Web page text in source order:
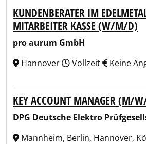
KUNDENBERATER IM
MITARBEITER KASSE (W/M/D)
pro aurum GmbH
Hannover
Vollzeit Keine
KEY ACCOUNT MANAGER (M/
DPG Deutsche Elektro
Mannheim, Berlin, Hannover,